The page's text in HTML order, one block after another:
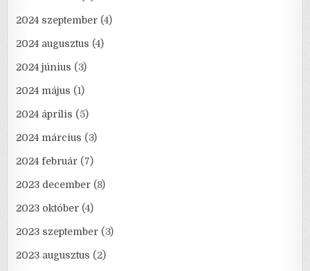
2024 szeptember (4)
2024 augusztus (4)
2024 június (3)
2024 május (1)
2024 április (5)
2024 március (3)
2024 február (7)
2023 december (8)
2023 október (4)
2023 szeptember (3)
2023 augusztus (2)